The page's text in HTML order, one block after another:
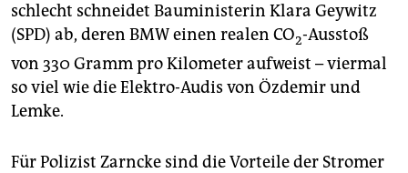
schlecht schneidet Bauministerin Klara Geywitz
(SPD) ab, deren BMW einen realen CO2-Ausstoß
von 330 Gramm pro Kilometer aufweist – viermal
so viel wie die Elektro-Audis von Özdemir und
Lemke.
Für Polizist Zarncke sind die Vorteile der Stromer